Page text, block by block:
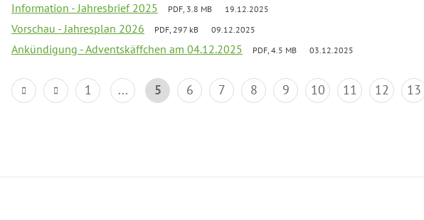
Information - Jahresbrief 2025 PDF, 3.8 MB 19.12.2025
Vorschau - Jahresplan 2026 PDF, 297 kB 09.12.2025
Ankündigung - Adventskäffchen am 04.12.2025 PDF, 4.5 MB 03.12.2025
1 ... 5 6 7 8 9 10 11 12 13